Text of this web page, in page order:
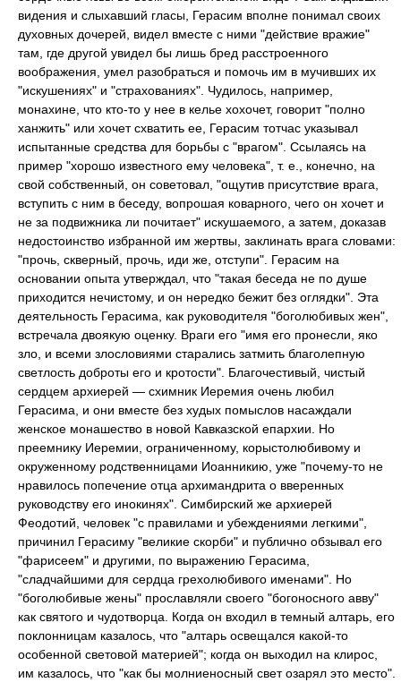
видения и слыхавший гласы, Герасим вполне понимал своих
духовных дочерей, видел вместе с ними "действие вражие"
там, где другой увидел бы лишь бред расстроенного
воображения, умел разобраться и помочь им в мучивших их
"искушениях" и "страхованиях". Чудилось, например,
монахине, что кто-то у нее в келье хохочет, говорит "полно
ханжить" или хочет схватить ее, Герасим тотчас указывал
испытанные средства для борьбы с "врагом". Ссылаясь на
пример "хорошо известного ему человека", т. е., конечно, на
свой собственный, он советовал, "ощутив присутствие врага,
вступить с ним в беседу, вопрошая коварного, чего он хочет и
не за подвижника ли почитает" искушаемого, а затем, доказав
недостоинство избранной им жертвы, заклинать врага словами:
"прочь, скверный, прочь, иди же, отступи". Герасим на
основании опыта утверждал, что "такая беседа не по душе
приходится нечистому, и он нередко бежит без оглядки". Эта
деятельность Герасима, как руководителя "боголюбивых жен",
встречала двоякую оценку. Враги его "имя его пронесли, яко
зло, и всеми злословиями старались затмить благолепную
светлость доброты его и кротости". Благочестивый, чистый
сердцем архиерей — схимник Иеремия очень любил
Герасима, и они вместе без худых помыслов насаждали
женское монашество в новой Кавказской епархии. Но
преемнику Иеремии, ограниченному, корыстолюбивому и
окруженному родственницами Иоанникию, уже "почему-то не
нравилось попечение отца архимандрита о вверенных
руководству его инокинях". Симбирский же архиерей
Феодотий, человек "с правилами и убеждениями легкими",
причинил Герасиму "великие скорби" и публично обзывал его
"фарисеем" и другими, по выражению Герасима,
"сладчайшими для сердца грехолюбивого именами". Но
"боголюбивые жены" прославляли своего "богоносного авву"
как святого и чудотворца. Когда он входил в темный алтарь, его
поклонницам казалось, что "алтарь освещался какой-то
особенной световой материей"; когда он выходил на клирос,
им казалось, что "как бы молниеносный свет озарял это место".